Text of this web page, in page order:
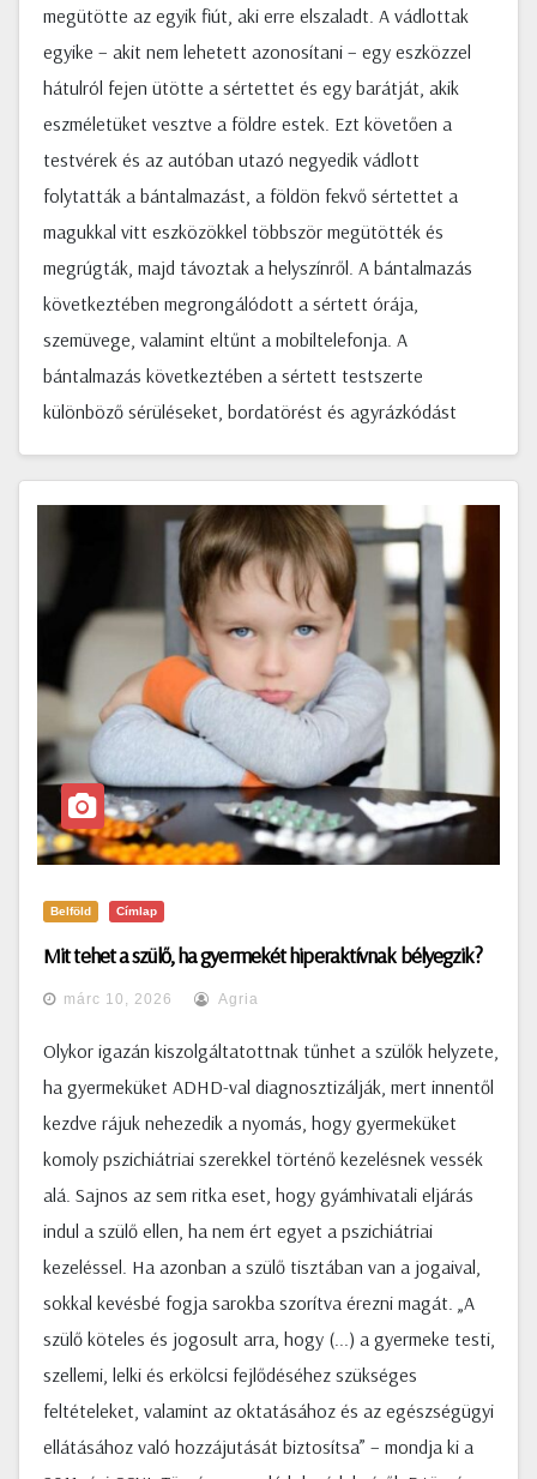
megütötte az egyik fiút, aki erre elszaladt. A vádlottak
egyike – akit nem lehetett azonosítani – egy eszközzel
hátulról fejen ütötte a sértettet és egy barátját, akik
eszméletüket vesztve a földre estek. Ezt követően a
testvérek és az autóban utazó negyedik vádlott
folytatták a bántalmazást, a földön fekvő sértettet a
magukkal vitt eszközökkel többször megütötték és
megrúgták, majd távoztak a helyszínről. A bántalmazás
következtében megrongálódott a sértett órája,
szemüvege, valamint eltűnt a mobiltelefonja. A
bántalmazás következtében a sértett testszerte
különböző sérüléseket, bordatörést és agyrázkódást
Belföld Címlap
Mit tehet a szülő, ha gyermekét hiperaktívnak bélyegzik?
márc 10, 2026 Agria
Olykor igazán kiszolgáltatottnak tűnhet a szülők helyzete,
ha gyermeküket ADHD-val diagnosztizálják, mert innentől
kezdve rájuk nehezedik a nyomás, hogy gyermeküket
komoly pszichiátriai szerekkel történő kezelésnek vessék
alá. Sajnos az sem ritka eset, hogy gyámhivatali eljárás
indul a szülő ellen, ha nem ért egyet a pszichiátriai
kezeléssel. Ha azonban a szülő tisztában van a jogaival,
sokkal kevésbé fogja sarokba szorítva érezni magát. „A
szülő köteles és jogosult arra, hogy (...) a gyermeke testi,
szellemi, lelki és erkölcsi fejlődéséhez szükséges
feltételeket, valamint az oktatásához és az egészségügyi
ellátásához való hozzájutását biztosítsa” – mondja ki a